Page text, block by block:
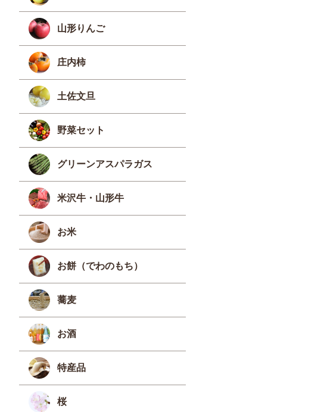
山形りんご
庄内柿
土佐文旦
野菜セット
グリーンアスパラガス
米沢牛・山形牛
お米
お餅（でわのもち）
蕎麦
お酒
特産品
桜